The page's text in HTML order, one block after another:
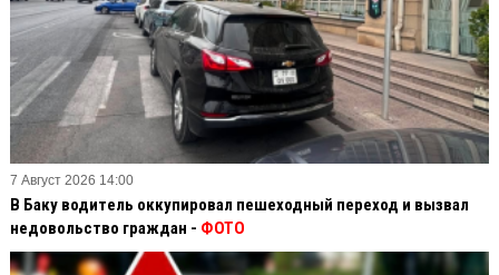
7 Август 2026 14:00
В Баку водитель оккупировал пешеходный переход и вызвал
недовольство граждан - ФОТО